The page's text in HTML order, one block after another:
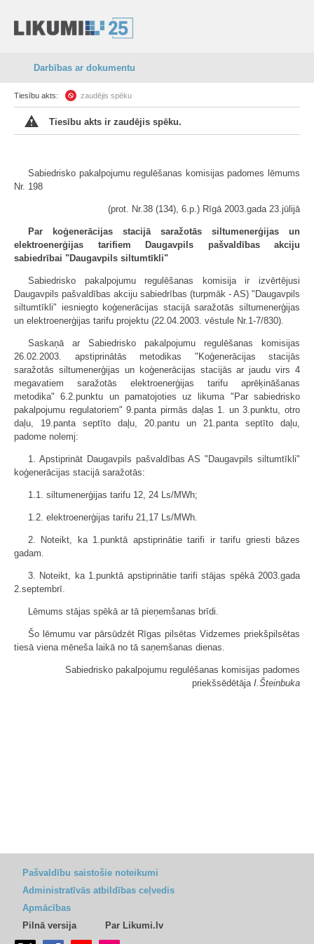
Darbības ar dokumentu
Tiesību akts: zaudējis spēku
Tiesību akts ir zaudējis spēku.
Sabiedrisko pakalpojumu regulēšanas komisijas padomes lēmums
Nr. 198
(prot. Nr.38 (134), 6.p.) Rīgā 2003.gada 23.jūlijā
Par koģenerācijas stacijā saražotās siltumenerģijas un
elektroenerģijas tarifiem Daugavpils pašvaldības akciju
sabiedrībai "Daugavpils siltumtīkli"
Sabiedrisko pakalpojumu regulēšanas komisija ir izvērtējusi
Daugavpils pašvaldības akciju sabiedrības (turpmāk - AS) "Daugavpils
siltumtīkli" iesniegto koģenerācijas stacijā saražotās siltumenerģijas
un elektroenerģijas tarifu projektu (22.04.2003. vēstule Nr.1-7/830).
Saskaņā ar Sabiedrisko pakalpojumu regulēšanas komisijas
26.02.2003. apstiprinātās metodikas "Koģenerācijas stacijās
saražotās siltumenerģijas un koģenerācijas stacijās ar jaudu virs 4
megavatiem saražotās elektroenerģijas tarifu aprēķināšanas
metodika" 6.2.punktu un pamatojoties uz likuma "Par sabiedrisko
pakalpojumu regulatoriem" 9.panta pirmās daļas 1. un 3.punktu, otro
daļu, 19.panta septīto daļu, 20.pantu un 21.panta septīto daļu,
padome nolemj:
1. Apstiprināt Daugavpils pašvaldības AS "Daugavpils siltumtīkli"
koģenerācijas stacijā saražotās:
1.1. siltumenerģijas tarifu 12, 24 Ls/MWh;
1.2. elektroenerģijas tarifu 21,17 Ls/MWh.
2. Noteikt, ka 1.punktā apstiprinātie tarifi ir tarifu griesti bāzes
gadam.
3. Noteikt, ka 1.punktā apstiprinātie tarifi stājas spēkā 2003.gada
2.septembrī.
Lēmums stājas spēkā ar tā pieņemšanas brīdi.
Šo lēmumu var pārsūdzēt Rīgas pilsētas Vidzemes priekšpilsētas
tiesā viena mēneša laikā no tā saņemšanas dienas.
Sabiedrisko pakalpojumu regulēšanas komisijas padomes
priekšsēdētāja I.Šteinbuka
Pašvaldību saistošie noteikumi
Administratīvās atbildības ceļvedis
Apmācības
Pilnā versija
Par Likumi.lv